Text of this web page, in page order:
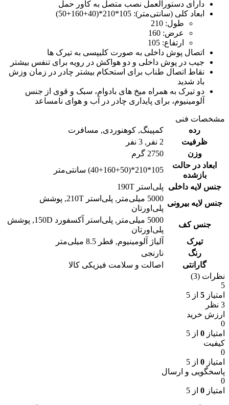
دارای دستورالعمل نصب متصل به کاور حمل
ابعاد کلی (سانتی‌متر): 105*210*(40+160+50)
طول: 210
عرض: 160
ارتفاع: 105
اتصال پوش داخلی به صورت کلیپسی به تیرک ها
جیب در پوش داخلی و دو هواکش در رویه برای تنفس بیشتر
نقاط اتصال طناب برای استحکام بیشتر چادر در زمان وزش
باد شدید
دو تیرک به همراه میخ های بادوام، سبک و قوی از جنس
آلومینیوم، برای پایداری چادر در آب و هوای نامساعد
مشخصات فنی
رده
کمپینگ, کوهنوردی, مسافرت
ظرفیت
2 نفر , 3 نفر
وزن
2750 گرم
ابعاد در حالت
بازشده
105*210*(40+160+50) سانتی‌متر
جنس لایه داخلی
پلی‌استر 190T
جنس لایه بیرونی
5000 میلی‌متر , پلی‌استر 210T , پوشش
پلی‌اورتان
جنس کف
5000 میلی‌متر , پلی‌استر آکسفورد 150D , پوشش
پلی‌اورتان
تیرک
آلیاژ آلومینیوم, قطر 8.5 میلی‌متر
رنگ
نارنجی
گارانتی
اصالت و سلامت فیزیکی کالا
نظرات (3)
5
امتیاز 5 از 5
3 نظر
ارزش خرید
0
امتیاز 0 از 5
کیفیت
0
امتیاز 0 از 5
پاسخگویی و ارسال
0
امتیاز 0 از 5